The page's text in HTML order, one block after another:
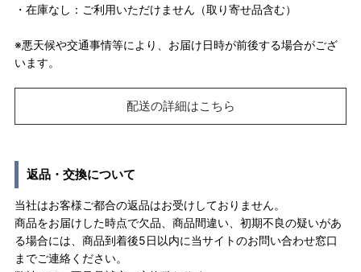
・在庫なし：ご利用いただけません（取り寄せ品含む）
※悪天候や交通事情等により、お届け日時が前後する場合がござ
います。
配送の詳細はこちら
返品・交換について
当社はお客様ご都合の返品はお受けしておりません。
商品をお届けした時点で欠品、商品間違い、初期不良の疑いがあ
る場合には、商品到着後5日以内に当サイトのお問い合わせ窓口
までご連絡ください。